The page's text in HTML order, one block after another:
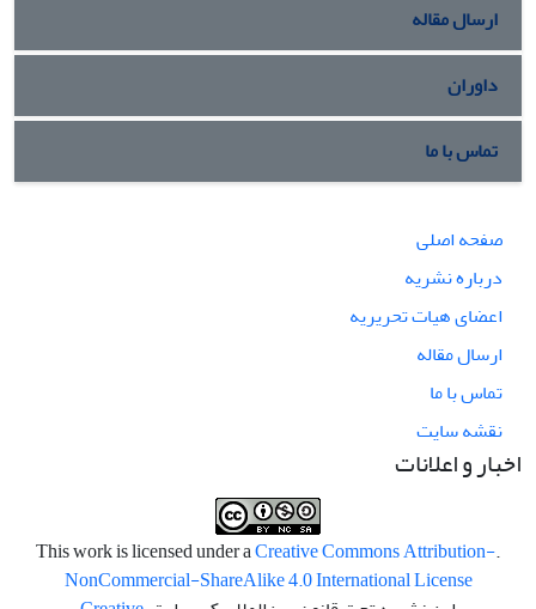
ارسال مقاله
داوران
تماس با ما
صفحه اصلی
درباره نشریه
اعضای هیات تحریریه
ارسال مقاله
تماس با ما
نقشه سایت
اخبار و اعلانات
.This work is licensed under a
Creative Commons Attribution-
NonCommercial-ShareAlike 4.0 International License